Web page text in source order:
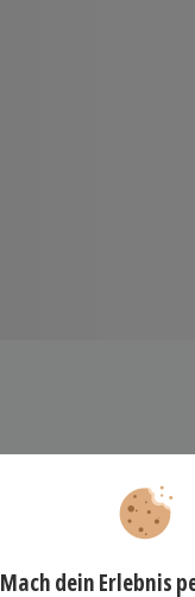
Nachtwanderung
und Sauna